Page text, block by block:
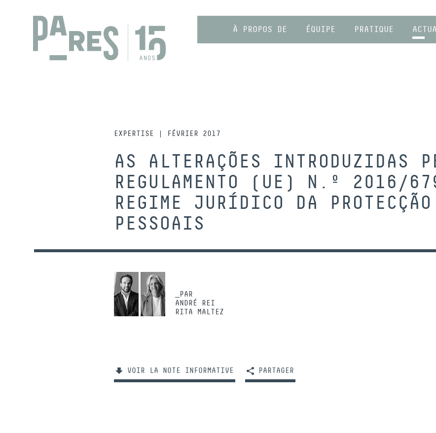
À PROPOS DE ÉQUIPE PRATIQUE
EXPERTISE | FÉVRIER 2017
AS ALTERAÇÕES INTRODUZIDAS
REGULAMENTO (UE) N.º 2016/
REGIME JURÍDICO DA
PESSOAIS
_PAR
ANDRÉ REI
RITA MALTEZ
VOIR LA NOTE INFORMATIVE PARTAGER